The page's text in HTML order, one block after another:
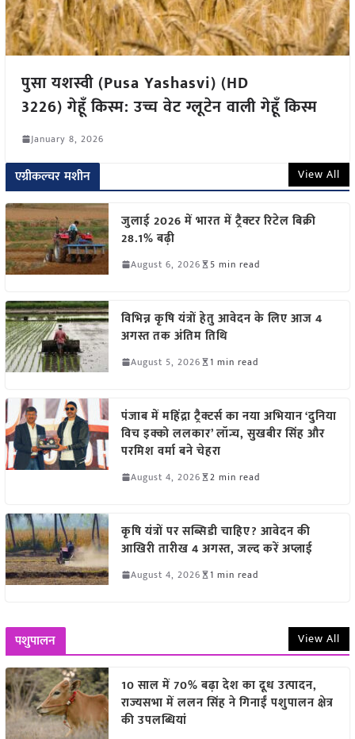
पुसा यशस्वी (Pusa Yashasvi) (HD
3226) गेहूँ किस्म: उच्च वेट ग्लूटेन वाली गेहूँ किस्म
January 8, 2026
एग्रीकल्चर मशीन View All
जुलाई 2026 में भारत में ट्रैक्टर रिटेल बिक्री
28.1% बढ़ी
August 6, 2026 5 min read
विभिन्न कृषि यंत्रों हेतु आवेदन के लिए आज 4
अगस्त तक अंतिम तिथि
August 5, 2026 1 min read
पंजाब में महिंद्रा ट्रैक्टर्स का नया अभियान ‘दुनिया
विच इक्को ललकार’ लॉन्च, सुखबीर सिंह और
परमिश वर्मा बने चेहरा
August 4, 2026 2 min read
कृषि यंत्रों पर सब्सिडी चाहिए? आवेदन की
आखिरी तारीख 4 अगस्त, जल्द करें अप्लाई
August 4, 2026 1 min read
पशुपालन View All
10 साल में 70% बढ़ा देश का दूध उत्पादन,
राज्यसभा में ललन सिंह ने गिनाईं पशुपालन क्षेत्र
की उपलब्धियां